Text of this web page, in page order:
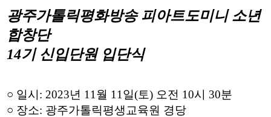
광주가톨릭평화방송 피아트도미니 소년
합창단
14기 신입단원 입단식
○ 일시: 2023년 11월 11일(토) 오전 10시 30분
○ 장소: 광주가톨릭평생교육원 경당